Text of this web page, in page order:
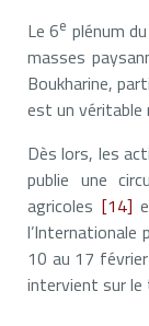
Le 6e plénum
masses
Boukharine,
est un
Dès lors, les
publie une
agricoles [14]
l’Internationale
10 au 17
intervient sur le